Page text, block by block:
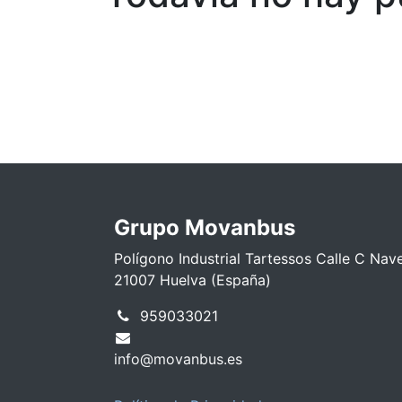
Grupo Movanbus
Polígono Industrial Tartessos Calle C
21007 Huelva (España)
959033021
info@movanbus.es